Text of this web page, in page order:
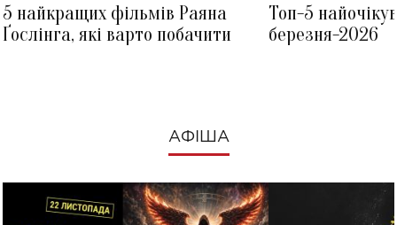
5 найкращих фільмів Раяна
Ґослінга, які варто побачити
Топ-5
березня-2026
АФІША